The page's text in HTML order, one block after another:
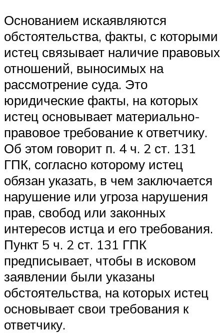
Основанием искаявляются
обстоятельства, факты, с которыми
истец связывает наличие правовых
отношений, выносимых на
рассмотрение суда. Это
юридические факты, на которых
истец основывает материально-
правовое тре­бование к ответчику.
Об этом говорит п. 4 ч. 2 ст. 131
ГПК, согласно которому истец
обязан указать, в чем заключается
нарушение или угроза нарушения
прав, свобод или законных
интересов истца и его требования.
Пункт 5 ч. 2 ст. 131 ГПК
предписывает, чтобы в исковом
заявлении были указаны
обстоятельства, на которых истец
основывает свои требования к
ответчику.